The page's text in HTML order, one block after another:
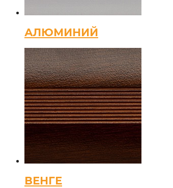
АЛЮМИНИЙ
ВЕНГЕ